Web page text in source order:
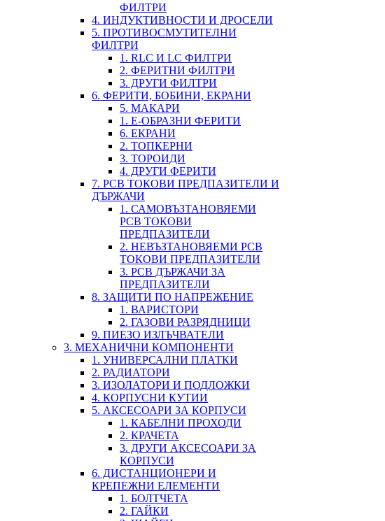
ФИЛТРИ
4. ИНДУКТИВНОСТИ И ДРОСЕЛИ
5. ПРОТИВОСМУТИТЕЛНИ
ФИЛТРИ
1. RLC И LC ФИЛТРИ
2. ФЕРИТНИ ФИЛТРИ
3. ДРУГИ ФИЛТРИ
6. ФЕРИТИ, БОБИНИ, ЕКРАНИ
5. МАКАРИ
1. Е-ОБРАЗНИ ФЕРИТИ
6. ЕКРАНИ
2. ТОПКЕРНИ
3. ТОРОИДИ
4. ДРУГИ ФЕРИТИ
7. PCB ТОКОВИ ПРЕДПАЗИТЕЛИ И
ДЪРЖАЧИ
1. САМОВЪЗТАНОВЯЕМИ
PCB ТОКОВИ
ПРЕДПАЗИТЕЛИ
2. НЕВЪЗТАНОВЯЕМИ PCB
ТОКОВИ ПРЕДПАЗИТЕЛИ
3. PCB ДЪРЖАЧИ ЗА
ПРЕДПАЗИТЕЛИ
8. ЗАЩИТИ ПО НАПРЕЖЕНИЕ
1. ВАРИСТОРИ
2. ГАЗОВИ РАЗРЯДНИЦИ
9. ПИЕЗО ИЗЛЪЧВАТЕЛИ
3. МЕХАНИЧНИ КОМПОНЕНТИ
1. УНИВЕРСАЛНИ ПЛАТКИ
2. РАДИАТОРИ
3. ИЗОЛАТОРИ И ПОДЛОЖКИ
4. КОРПУСНИ КУТИИ
5. АКСЕСОАРИ ЗА КОРПУСИ
1. КАБЕЛНИ ПРОХОДИ
2. КРАЧЕТА
3. ДРУГИ АКСЕСОАРИ ЗА
КОРПУСИ
6. ДИСТАНЦИОНЕРИ И
КРЕПЕЖНИ ЕЛЕМЕНТИ
1. БОЛТЧЕТА
2. ГАЙКИ